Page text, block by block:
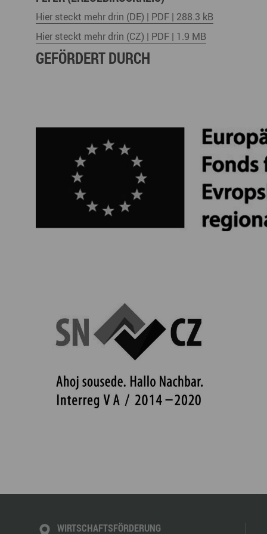
Hier steckt mehr drin (DE) | PDF | 288.3 kB
Hier steckt mehr drin (CZ) | PDF | 1.9 MB
GEFÖRDERT DURCH
WIRTSCHAFTSFÖRDERUNG